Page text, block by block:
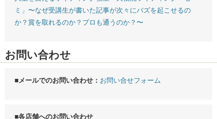
ミ」〜なぜ受講生が書いた記事が次々にバズを起こせるの
か？賞を取れるのか？プロも通うのか？〜
お問い合わせ
■メールでのお問い合わせ： お問い合せフォーム
■各店舗へのお問い合わせ